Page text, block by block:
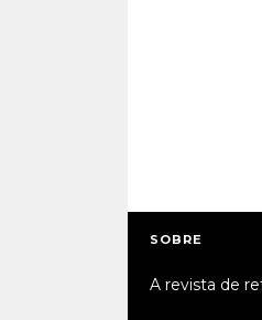
SOBRE
A revista de